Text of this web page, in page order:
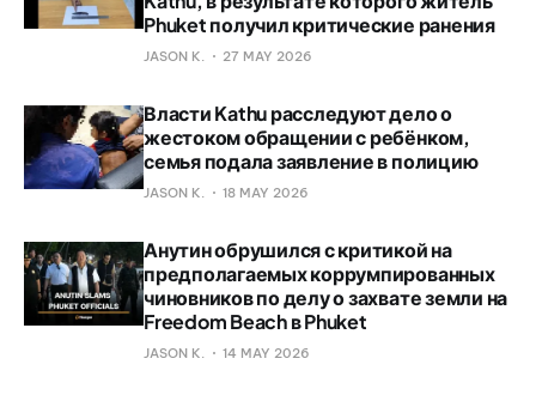
Phuket получил критические ранения
JASON K. 27 MAY 2026
Власти Kathu расследуют дело о
жестоком обращении с ребёнком,
семья подала заявление в полицию
JASON K. 18 MAY 2026
Анутин обрушился с критикой на
предполагаемых коррумпированных
чиновников по делу о захвате земли на
Freedom Beach в Phuket
JASON K. 14 MAY 2026